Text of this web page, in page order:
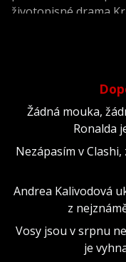
životopisné drama
Žádná mouka,
Ronalda
Nezápasím v
Andrea Kalivodová
z
Vosy jsou v srpnu
je